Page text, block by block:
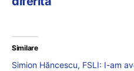
Similare
Simion Hăncescu, FSLI: I-am